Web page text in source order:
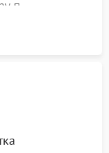
Проверка на
питания GPU и